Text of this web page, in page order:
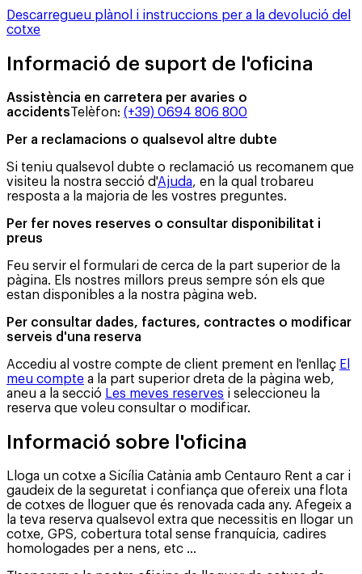
Descarregueu plànol i instruccions per a la devolució del
cotxe
Informació de suport de l'oficina
Assistència en carretera per avaries o
accidentsTelèfon: (+39) 0694 806 800
Per a reclamacions o qualsevol altre dubte
Si teniu qualsevol dubte o reclamació us recomanem que
visiteu la nostra secció d'Ajuda, en la qual trobareu
resposta a la majoria de les vostres preguntes.
Per fer noves reserves o consultar disponibilitat i
preus
Feu servir el formulari de cerca de la part superior de la
pàgina. Els nostres millors preus sempre són els que
estan disponibles a la nostra pàgina web.
Per consultar dades, factures, contractes o modificar
serveis d'una reserva
Accediu al vostre compte de client prement en l'enllaç El
meu compte a la part superior dreta de la pàgina web,
aneu a la secció Les meves reserves i seleccioneu la
reserva que voleu consultar o modificar.
Informació sobre l'oficina
Lloga un cotxe a Sicília Catània amb Centauro Rent a car i
gaudeix de la seguretat i confiança que ofereix una flota
de cotxes de lloguer que és renovada cada any. Afegeix a
la teva reserva qualsevol extra que necessitis en llogar un
cotxe, GPS, cobertura total sense franquícia, cadires
homologades per a nens, etc ...